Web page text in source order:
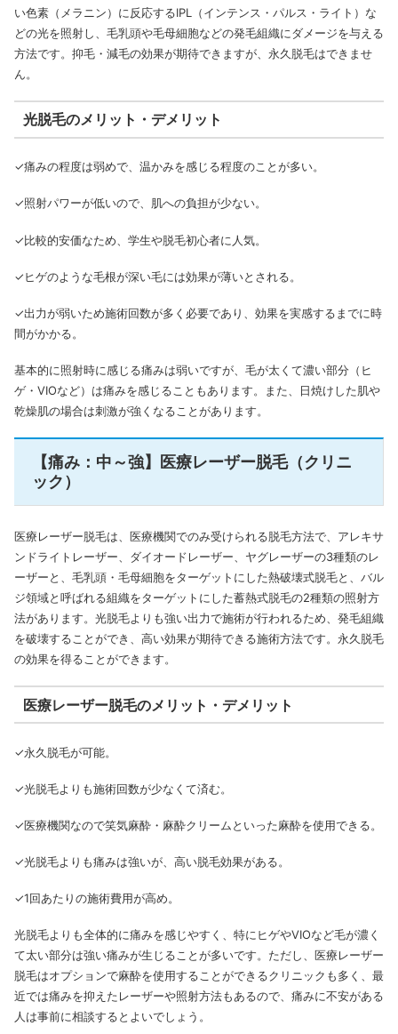
い色素（メラニン）に反応するIPL（インテンス・パルス・ライト）な
どの光を照射し、毛乳頭や毛母細胞などの発毛組織にダメージを与える
方法です。抑毛・減毛の効果が期待できますが、永久脱毛はできませ
ん。
光脱毛のメリット・デメリット
✓痛みの程度は弱めで、温かみを感じる程度のことが多い。
✓照射パワーが低いので、肌への負担が少ない。
✓比較的安価なため、学生や脱毛初心者に人気。
✓ヒゲのような毛根が深い毛には効果が薄いとされる。
✓出力が弱いため施術回数が多く必要であり、効果を実感するまでに時
間がかかる。
基本的に照射時に感じる痛みは弱いですが、毛が太くて濃い部分（ヒ
ゲ・VIOなど）は痛みを感じることもあります。また、日焼けした肌や
乾燥肌の場合は刺激が強くなることがあります。
【痛み：中～強】医療レーザー脱毛（クリニ
ック）
医療レーザー脱毛は、医療機関でのみ受けられる脱毛方法で、アレキサ
ンドライトレーザー、ダイオードレーザー、ヤグレーザーの3種類のレ
ーザーと、毛乳頭・毛母細胞をターゲットにした熱破壊式脱毛と、バル
ジ領域と呼ばれる組織をターゲットにした蓄熱式脱毛の2種類の照射方
法があります。光脱毛よりも強い出力で施術が行われるため、発毛組織
を破壊することができ、高い効果が期待できる施術方法です。永久脱毛
の効果を得ることができます。
医療レーザー脱毛のメリット・デメリット
✓永久脱毛が可能。
✓光脱毛よりも施術回数が少なくて済む。
✓医療機関なので笑気麻酔・麻酔クリームといった麻酔を使用できる。
✓光脱毛よりも痛みは強いが、高い脱毛効果がある。
✓1回あたりの施術費用が高め。
光脱毛よりも全体的に痛みを感じやすく、特にヒゲやVIOなど毛が濃く
て太い部分は強い痛みが生じることが多いです。ただし、医療レーザー
脱毛はオプションで麻酔を使用することができるクリニックも多く、最
近では痛みを抑えたレーザーや照射方法もあるので、痛みに不安がある
人は事前に相談するとよいでしょう。